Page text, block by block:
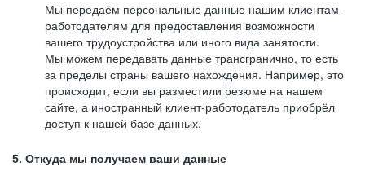
Мы передаём персональные данные нашим клиентам-
работодателям для предоставления возможности
вашего трудоустройства или иного вида занятости.
Мы можем передавать данные трансгранично, то есть
за пределы страны вашего нахождения. Например, это
происходит, если вы разместили резюме на нашем
сайте, а иностранный клиент-работодатель приобрёл
доступ к нашей базе данных.
5. Откуда мы получаем ваши данные